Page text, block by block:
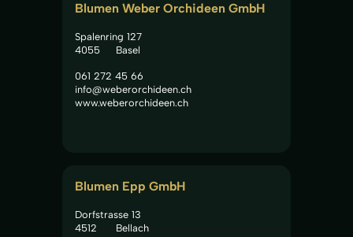
Blumen Weber Orchideen GmbH
Spalenring 127
4055
Basel
061 272 45 66
info@weberorchideen.ch
www.weberorchideen.ch
Blumen Epp GmbH
Dorfstrasse 13
4512
Bellach